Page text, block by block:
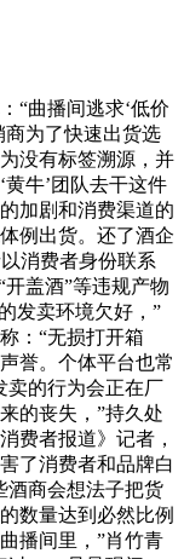
曲播间逃求‘低价
商为了快速出货选
没有标签溯源，并
牛’团队去干这件
加剧和消费渠道的
例出货。还了酒企
消费者身份联系
盖酒”等违规产物
发卖环境欠好，”
：“无损打开箱
誉。个体平台也常
卖的行为会正在厂
的丧失，”持久处
费者报道》记者，
了消费者和品牌白
酒商会想法子把货
数量达到必然比例
播间里，”肖竹青